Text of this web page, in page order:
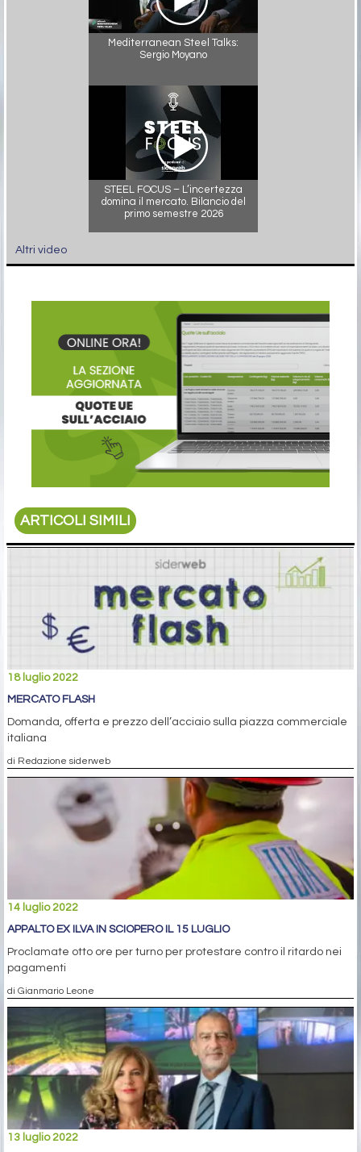
Mediterranean Steel Talks:
Sergio Moyano
STEEL FOCUS – L’incertezza
domina il mercato. Bilancio del
primo semestre 2026
Altri video
ARTICOLI SIMILI
18 luglio 2022
MERCATO FLASH
Domanda, offerta e prezzo dell’acciaio sulla piazza commerciale
italiana
di Redazione siderweb
14 luglio 2022
APPALTO EX ILVA IN SCIOPERO IL 15 LUGLIO
Proclamate otto ore per turno per protestare contro il ritardo nei
pagamenti
di Gianmario Leone
13 luglio 2022